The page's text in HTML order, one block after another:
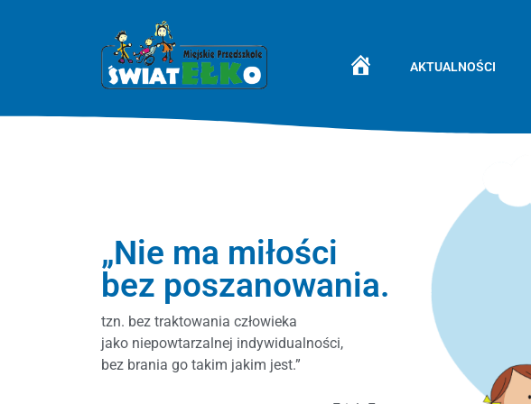
STRONA GŁÓWNA
AKTUALNOŚCI
„Nie ma miłości
bez poszanowania.
tzn. bez traktowania człowieka
jako niepowtarzalnej indywidualności,
bez brania go takim jakim jest.”